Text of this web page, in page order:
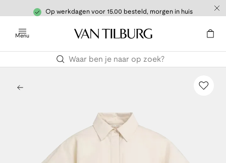
Op werkdagen voor 15.00 besteld, morgen in huis
Menu